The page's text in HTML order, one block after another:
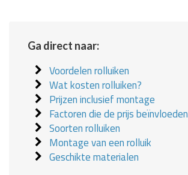
Ga direct naar:
Voordelen rolluiken
Wat kosten rolluiken?
Prijzen inclusief montage
Factoren die de prijs beïnvloeden
Soorten rolluiken
Montage van een rolluik
Geschikte materialen